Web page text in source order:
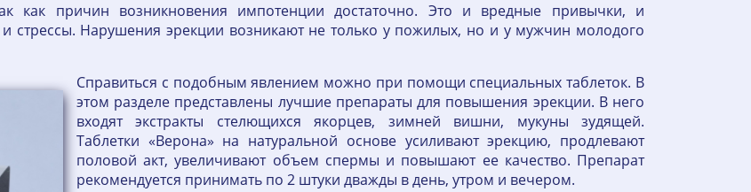
как причин возникновения импотенции достаточно. Это и вредные привычки, и
стрессы. Нарушения эрекции возникают не только у пожилых, но и у мужчин молодого
Справиться с подобным явлением можно при помощи специальных таблеток. В
этом разделе представлены лучшие препараты для повышения эрекции. В него
входят экстракты стелющихся якорцев, зимней вишни, мукуны зудящей.
Таблетки «Верона» на натуральной основе усиливают эрекцию, продлевают
половой акт, увеличивают объем спермы и повышают ее качество. Препарат
рекомендуется принимать по 2 штуки дважды в день, утром и вечером.